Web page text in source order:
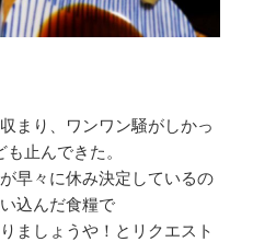
まり、ワンワン騒がしかっ
止んできた。
早々に休み決定しているの
込んだ食糧で
ましょうや！とリクエスト